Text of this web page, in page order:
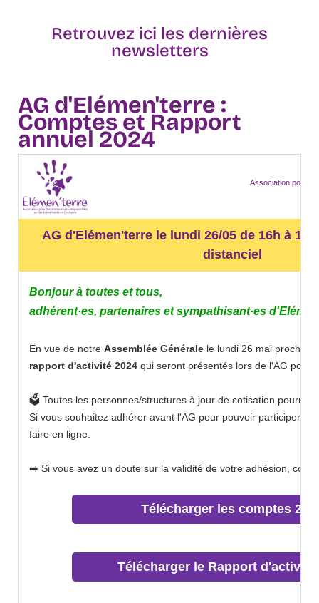
Retrouvez ici les dernières
newsletters
AG d'Elémen'terre :
Comptes et Rapport
annuel 2024